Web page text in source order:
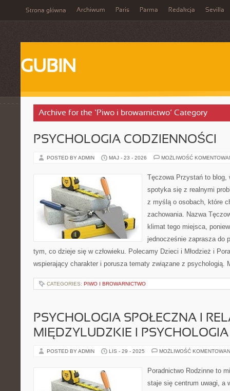
Strona główna Archiwum Paris Parma Redakcja Sevilla
GUBIN
Archive for the ‘Piwo i browarnictwo’ Category
PSYCHOLOGIA CODZIENNOŚCI
POSTED BY ADMIN MAJ - 23 - 2026 MOŻLIWOŚĆ
Tęczowa Przystań to blog,
spotyka się z realnymi
z myślą o osobach, które
zachowania. Nazwa
klimat tego miejsca,
jednocześnie zaprasza do
tym, co dzieje się w człowieku. Polecamy Dzieci i Młodzież i
wspierający charakter i porusza tematy związane z psychologią.
CATEGORIES: PIWO I BROWARNICTWO
PSYCHOLOGIA SPOŁECZNA I
MIĘDZYLUDZKIE I
POSTED BY ADMIN LIS - 29 - 2025 MOŻLIWOŚĆ
Poradnictwo Rodzinne to
staje się centrum uwagi, a